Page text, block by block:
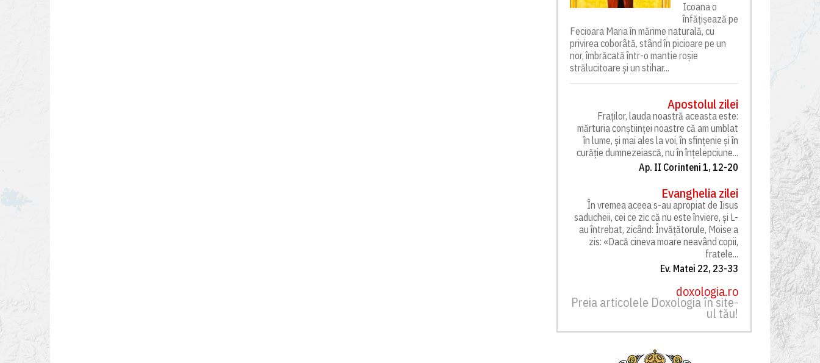
Icoana o
înfățișează pe
Fecioara Maria în mărime naturală, cu
privirea coborâtă, stând în picioare pe un
nor, îmbrăcată într-o mantie roșie
strălucitoare și un stihar...
Apostolul zilei
Fraților, lauda noastră aceasta este:
mărturia conștiinței noastre că am umblat
în lume, și mai ales la voi, în sfințenie și în
curăție dumnezeiască, nu în înțelepciune...
Ap. II Corinteni 1, 12-20
Evanghelia zilei
În vremea aceea s-au apropiat de Iisus
saducheii, cei ce zic că nu este înviere, și L-
au întrebat, zicând: Învățătorule, Moise a
zis: «Dacă cineva moare neavând copii,
fratele...
Ev. Matei 22, 23-33
doxologia.ro
Preia articolele Doxologia în site-
ul tău!